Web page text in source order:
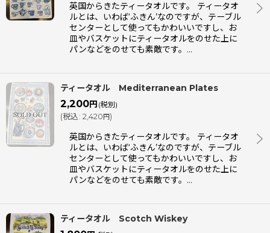
英国からきたティータオルです。 ティータオ
ルとは、いわば‘ふきん’なのですが、テーブル
センターとして使ってもかわいいですし、お
皿やバスケットにティータオルをのせた上に
パンなどをのせても素敵です。…
ティータオル Mediterranean Plates
2,200円 (税別)
(税込: 2,420 円)
英国からきたティータオルです。 ティータオ
ルとは、いわば‘ふきん’なのですが、テーブル
センターとして使ってもかわいいですし、お
皿やバスケットにティータオルをのせた上に
パンなどをのせても素敵です。…
ティータオル Scotch Wiskey